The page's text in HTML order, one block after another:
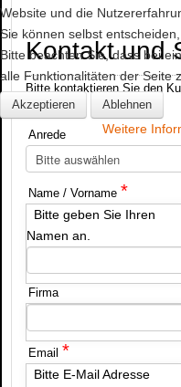
Kontakt und
Bitte kontaktieren Sie den
Anrede
Name / Vorname *
Bitte geben Sie Ihren
Namen an.
Firma
Email *
Bitte E-Mail Adresse
Website und die
Sie können selbst
Bitte beachten Sie, dass bei
alle Funktionalitäten der Seite
Akzeptieren Ablehnen
Weitere